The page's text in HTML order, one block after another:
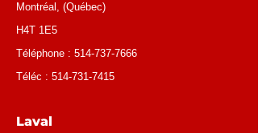
Montréal , (Québec)
H4T 1E5
Téléphone : 514-737-7666
Téléc : 514-731-7415
Laval